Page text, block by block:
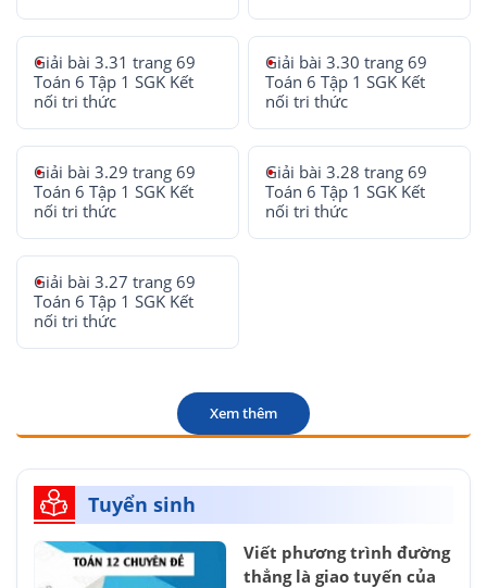
Giải bài 3.31 trang 69
Toán 6 Tập 1 SGK Kết
nối tri thức
Giải bài 3.30 trang 69
Toán 6 Tập 1 SGK Kết
nối tri thức
Giải bài 3.29 trang 69
Toán 6 Tập 1 SGK Kết
nối tri thức
Giải bài 3.28 trang 69
Toán 6 Tập 1 SGK Kết
nối tri thức
Giải bài 3.27 trang 69
Toán 6 Tập 1 SGK Kết
nối tri thức
Xem thêm
Tuyển sinh
Viết phương trình đường
thẳng là giao tuyến của